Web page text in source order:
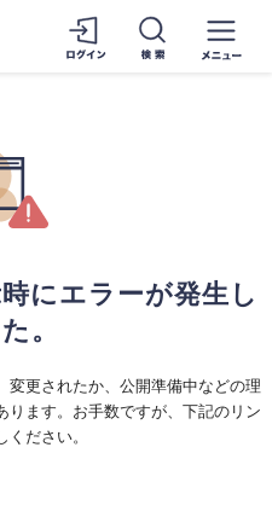
にエラーが発生し
。
変更されたか、公開準備中などの理
ります。お手数ですが、下記のリン
ください。